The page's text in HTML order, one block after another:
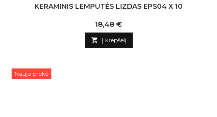
KERAMINIS LEMPUTĖS LIZDAS EPS04 X 10
Kaina
18,48 €
 Į krepšelį
Nauja prekė